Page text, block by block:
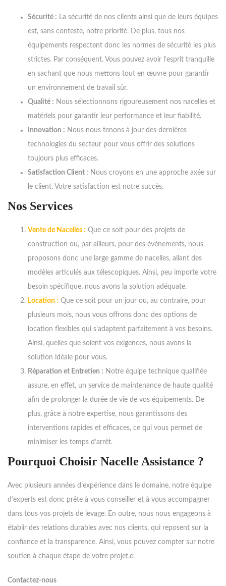
Sécurité : La sécurité de nos clients ainsi que de leurs équipes
est, sans conteste, notre priorité. De plus, tous nos
équipements respectent donc les normes de sécurité les plus
strictes. Par conséquent. Vous pouvez avoir l’esprit tranquille
en sachant que nous mettons tout en œuvre pour garantir
un environnement de travail sûr.
Qualité : Nous sélectionnons rigoureusement nos nacelles et
matériels pour garantir leur performance et leur fiabilité.
Innovation : Nous nous tenons à jour des dernières
technologies du secteur pour vous offrir des solutions
toujours plus efficaces.
Satisfaction Client : Nous croyons en une approche axée sur
le client. Votre satisfaction est notre succès.
Nos Services
Vente de Nacelles : Que ce soit pour des projets de
construction ou, par ailleurs, pour des événements, nous
proposons donc une large gamme de nacelles, allant des
modèles articulés aux télescopiques. Ainsi, peu importe votre
besoin spécifique, nous avons la solution adéquate.
Location : Que ce soit pour un jour ou, au contraire, pour
plusieurs mois, nous vous offrons donc des options de
location flexibles qui s’adaptent parfaitement à vos besoins.
Ainsi, quelles que soient vos exigences, nous avons la
solution idéale pour vous.
Réparation et Entretien : Notre équipe technique qualifiée
assure, en effet, un service de maintenance de haute qualité
afin de prolonger la durée de vie de vos équipements. De
plus, grâce à notre expertise, nous garantissons des
interventions rapides et efficaces, ce qui vous permet de
minimiser les temps d’arrêt.
Pourquoi Choisir Nacelle Assistance ?
Avec plusieurs années d’expérience dans le domaine, notre équipe
d’experts est donc prête à vous conseiller et à vous accompagner
dans tous vos projets de levage. En outre, nous nous engageons à
établir des relations durables avec nos clients, qui reposent sur la
confiance et la transparence. Ainsi, vous pouvez compter sur notre
soutien à chaque étape de votre projet.e.
Contactez-nous